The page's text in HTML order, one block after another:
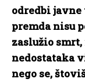
odredbi
premda nisu
zaslužio
nedostataka
nego se,